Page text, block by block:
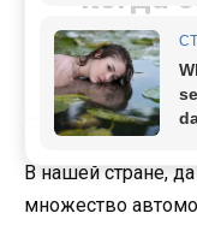
В нашей стране,
множество